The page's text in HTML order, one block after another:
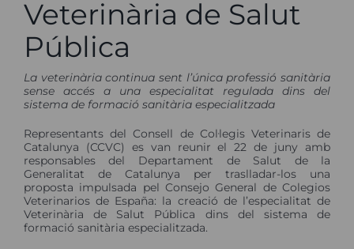
Veterinària de Salut
Pública
La veterinària continua sent l’única professió sanitària
sense accés a una especialitat regulada dins del
sistema de formació sanitària especialitzada
Representants del Consell de Col·legis Veterinaris de
Catalunya (CCVC) es van reunir el 22 de juny amb
responsables del Departament de Salut de la
Generalitat de Catalunya per traslladar-los una
proposta impulsada pel Consejo General de Colegios
Veterinarios de España: la creació de l’especialitat de
Veterinària de Salut Pública dins del sistema de
formació sanitària especialitzada.